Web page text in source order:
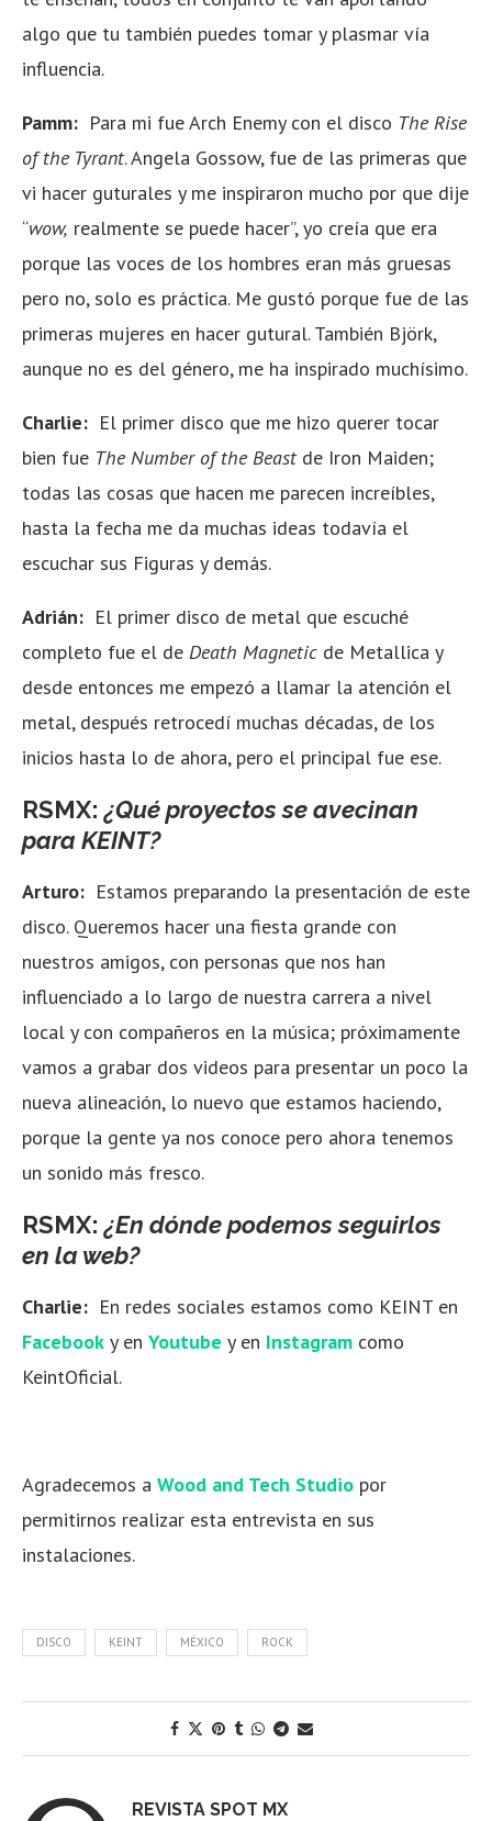
algo que tu también puedes tomar y plasmar vía
influencia.
Pamm: Para mi fue Arch Enemy con el disco The Rise
of the Tyrant. Angela Gossow, fue de las primeras que
vi hacer guturales y me inspiraron mucho por que dije
“wow, realmente se puede hacer”, yo creía que era
porque las voces de los hombres eran más gruesas
pero no, solo es práctica. Me gustó porque fue de las
primeras mujeres en hacer gutural. También Björk,
aunque no es del género, me ha inspirado muchísimo.
Charlie: El primer disco que me hizo querer tocar
bien fue The Number of the Beastde Iron Maiden;
todas las cosas que hacen me parecen increíbles,
hasta la fecha me da muchas ideas todavía el
escuchar sus Figuras y demás.
Adrián: El primer disco de metal que escuché
completo fue el de Death Magnetic de Metallica y
desde entonces me empezó a llamar la atención el
metal, después retrocedí muchas décadas, de los
inicios hasta lo de ahora, pero el principal fue ese.
RSMX: ¿Qué proyectos se avecinan
para KEINT?
Arturo: Estamos preparando la presentación de este
disco. Queremos hacer una fiesta grande con
nuestros amigos, con personas que nos han
influenciado a lo largo de nuestra carrera a nivel
local y con compañeros en la música; próximamente
vamos a grabar dos videos para presentar un poco la
nueva alineación, lo nuevo que estamos haciendo,
porque la gente ya nos conoce pero ahora tenemos
un sonido más fresco.
RSMX: ¿En dónde podemos seguirlos
en la web?
Charlie: En redes sociales estamos como KEINT en
Facebook y en Youtube y en Instagram como
KeintOficial.
Agradecemos a Wood and Tech Studio por
permitirnos realizar esta entrevista en sus
instalaciones.
DISCO KEINT MÉXICO ROCK
REVISTA SPOT MX